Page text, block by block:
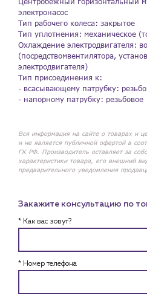
электронасос
Тип рабочего колеса: закрытое
Тип уплотнения: механическое
Охлаждение электродвигателя:
(посредствомвентилятора,
электродвигателя)
Тип присоединения к:
- всасывающему патрубку:
- напорному патрубку: резьбовое
Вся информация на сайте о товарах и
и не является публичной офертой в
ГК РФ. Производитель оставляет за
характеристики товара, его внешний
предварительного уведомления
Закажите консультацию по
* Как вас зовут?
* Номер телефона